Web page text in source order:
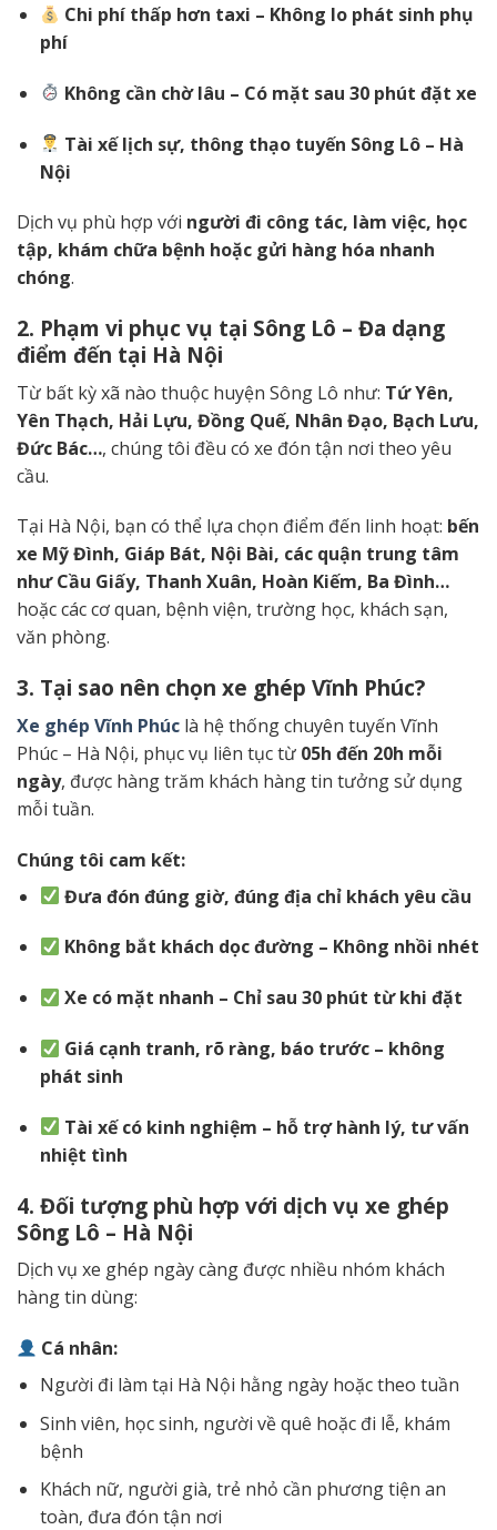
Chi phí thấp hơn taxi – Không lo phát sinh phụ
phí
Không cần chờ lâu – Có mặt sau 30 phút đặt xe
Tài xế lịch sự, thông thạo tuyến Sông Lô – Hà
Nội
Dịch vụ phù hợp với người đi công tác, làm việc, học
tập, khám chữa bệnh hoặc gửi hàng hóa nhanh
chóng.
2. Phạm vi phục vụ tại Sông Lô – Đa dạng
điểm đến tại Hà Nội
Từ bất kỳ xã nào thuộc huyện Sông Lô như: Tứ Yên,
Yên Thạch, Hải Lựu, Đồng Quế, Nhân Đạo, Bạch Lưu,
Đức Bác…, chúng tôi đều có xe đón tận nơi theo yêu
cầu.
Tại Hà Nội, bạn có thể lựa chọn điểm đến linh hoạt: bến
xe Mỹ Đình, Giáp Bát, Nội Bài, các quận trung tâm
như Cầu Giấy, Thanh Xuân, Hoàn Kiếm, Ba Đình…
hoặc các cơ quan, bệnh viện, trường học, khách sạn,
văn phòng.
3. Tại sao nên chọn xe ghép Vĩnh Phúc?
Xe ghép Vĩnh Phúc là hệ thống chuyên tuyến Vĩnh
Phúc – Hà Nội, phục vụ liên tục từ 05h đến 20h mỗi
ngày, được hàng trăm khách hàng tin tưởng sử dụng
mỗi tuần.
Chúng tôi cam kết:
Đưa đón đúng giờ, đúng địa chỉ khách yêu cầu
Không bắt khách dọc đường – Không nhồi nhét
Xe có mặt nhanh – Chỉ sau 30 phút từ khi đặt
Giá cạnh tranh, rõ ràng, báo trước – không
phát sinh
Tài xế có kinh nghiệm – hỗ trợ hành lý, tư vấn
nhiệt tình
4. Đối tượng phù hợp với dịch vụ xe ghép
Sông Lô – Hà Nội
Dịch vụ xe ghép ngày càng được nhiều nhóm khách
hàng tin dùng:
Cá nhân:
Người đi làm tại Hà Nội hằng ngày hoặc theo tuần
Sinh viên, học sinh, người về quê hoặc đi lễ, khám
bệnh
Khách nữ, người già, trẻ nhỏ cần phương tiện an
toàn, đưa đón tận nơi